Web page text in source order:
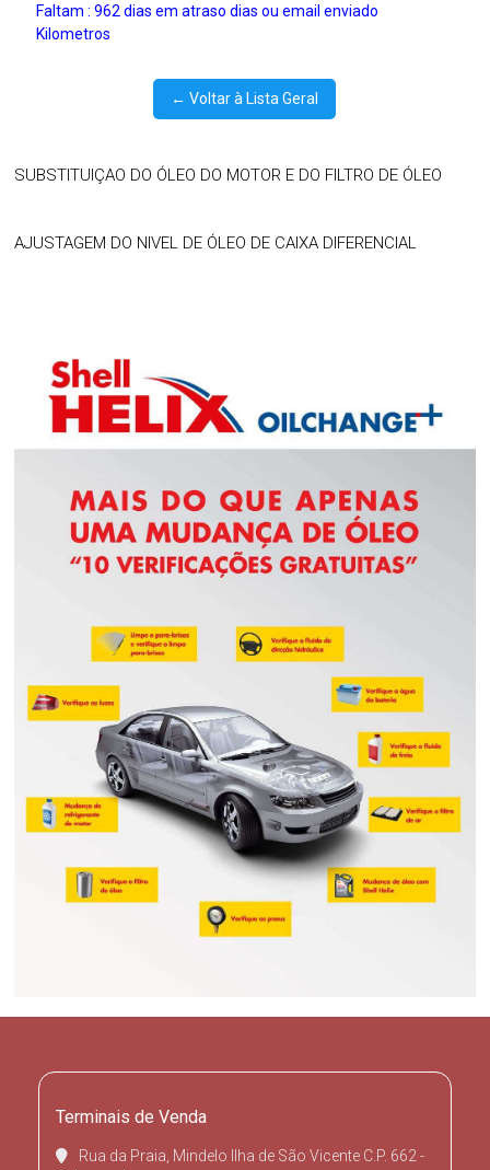
Faltam : 962 dias em atraso dias ou email enviado
Kilometros
← Voltar à Lista Geral
SUBSTITUIÇAO DO ÓLEO DO MOTOR E DO FILTRO DE ÓLEO
AJUSTAGEM DO NIVEL DE ÓLEO DE CAIXA DIFERENCIAL
Terminais de Venda
Rua da Praia, Mindelo Ilha de São Vicente C.P. 662 -